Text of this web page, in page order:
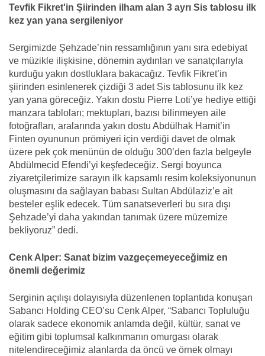
Tevfik Fikret'in Şiirinden ilham alan 3 ayrı Sis tablosu ilk
kez yan yana sergileniyor
Sergimizde Şehzade’nin ressamlığının yanı sıra edebiyat
ve müzikle ilişkisine, dönemin aydınları ve sanatçılarıyla
kurduğu yakın dostluklara bakacağız. Tevfik Fikret’in
şiirinden esinlenerek çizdiği 3 adet Sis tablosunu ilk kez
yan yana göreceğiz. Yakın dostu Pierre Loti’ye hediye ettiği
manzara tabloları; mektupları, bazısı bilinmeyen aile
fotoğrafları, aralarında yakın dostu Abdülhak Hamit’in
Finten oyununun prömiyeri için verdiği davet de olmak
üzere pek çok menünün de olduğu 300’den fazla belgeyle
Abdülmecid Efendi’yi keşfedeceğiz. Sergi boyunca
ziyaretçilerimize sarayın ilk kapsamlı resim koleksiyonunun
oluşmasını da sağlayan babası Sultan Abdülaziz’e ait
besteler eşlik edecek. Tüm sanatseverleri bu sıra dışı
Şehzade’yi daha yakından tanımak üzere müzemize
bekliyoruz” dedi.
Cenk Alper: Sanat bizim vazgeçemeyeceğimiz en
önemli değerimiz
Serginin açılışı dolayısıyla düzenlenen toplantıda konuşan
Sabancı Holding CEO’su Cenk Alper, “Sabancı Topluluğu
olarak sadece ekonomik anlamda değil, kültür, sanat ve
eğitim gibi toplumsal kalkınmanın omurgası olarak
nitelendireceğimiz alanlarda da öncü ve örnek olmayı